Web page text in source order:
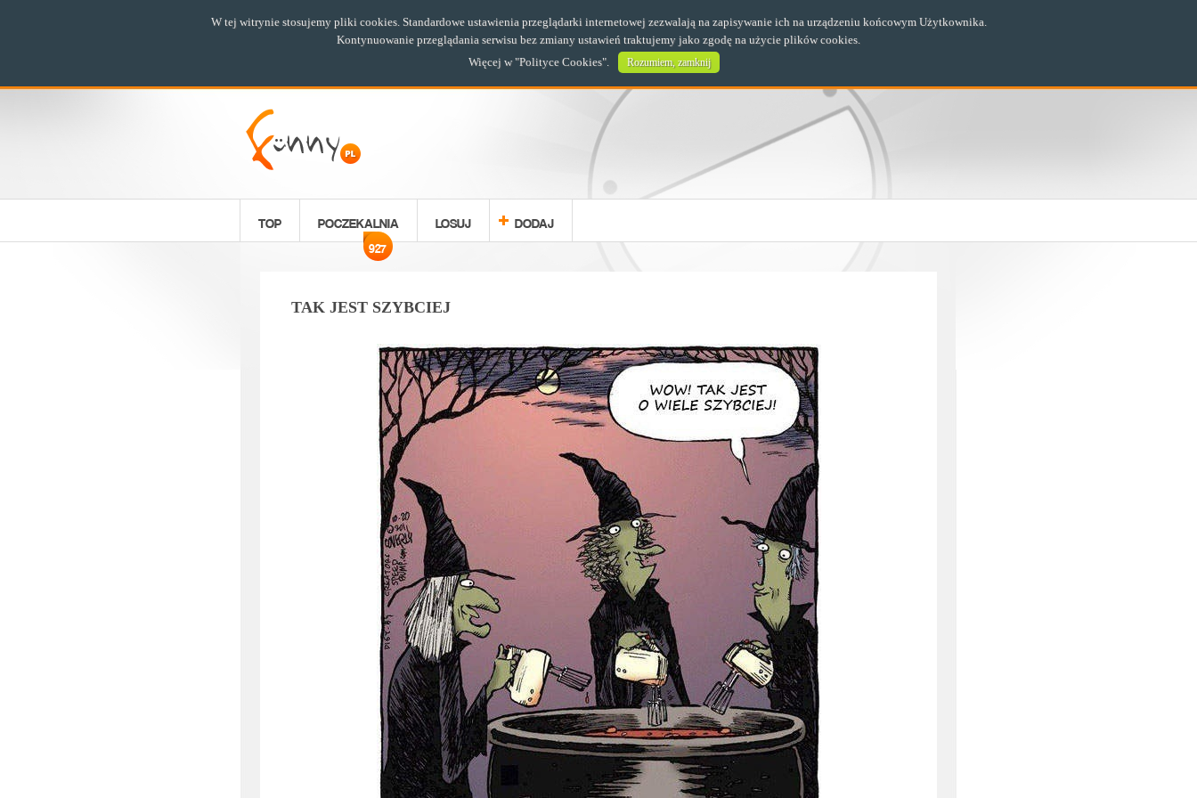
TOP POCZEKALNIA
927
LOSUJ DODAJ
TAK JEST SZYBCIEJ
W tej witrynie stosujemy pliki cookies. Standardowe ustawienia przeglądarki internetowej zezwalają na zapisywanie ich na urządzeniu końcowym Użytkownika.
Kontynuowanie przeglądania serwisu bez zmiany ustawień traktujemy jako zgodę na użycie plików cookies.
Więcej w "Polityce Cookies". Rozumiem, zamknij